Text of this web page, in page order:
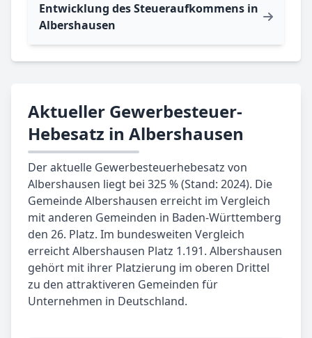
Entwicklung des Steueraufkommens in
Albershausen
Aktueller Gewerbesteuer-
Hebesatz in Albershausen
Der aktuelle Gewerbesteuerhebesatz von
Albershausen liegt bei 325 % (Stand: 2024). Die
Gemeinde Albershausen erreicht im Vergleich
mit anderen Gemeinden in Baden-Württemberg
den 26. Platz. Im bundesweiten Vergleich
erreicht Albershausen Platz 1.191. Albershausen
gehört mit ihrer Platzierung im oberen Drittel
zu den attraktiveren Gemeinden für
Unternehmen in Deutschland.